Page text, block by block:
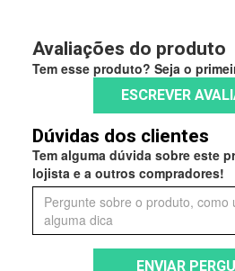
Avaliações do produto
Tem esse produto? Seja o
ESCREVER
Dúvidas dos clientes
Tem alguma dúvida sobre este
lojista e a outros compradores!
ENVIAR